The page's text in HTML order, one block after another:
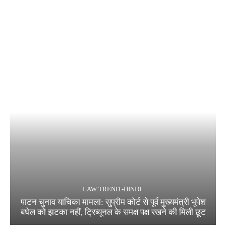
LAW TREND -HINDI
पाटन चुनाव याचिका मामला: सुप्रीम कोर्ट से पूर्व मुख्यमंत्री भूपेश
बघेल को झटका नहीं, ट्रिब्यूनल के समक्ष पक्ष रखने की मिली छूट